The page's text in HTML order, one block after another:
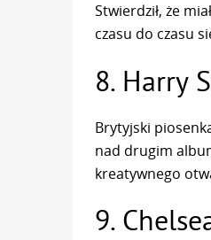
Stwierdził, że
czasu do czasu
8. Harry
Brytyjski
nad drugim
kreatywnego
9.